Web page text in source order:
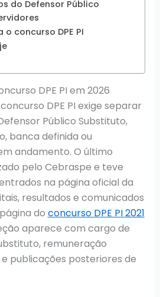
do Defensor Público
concurso DPE PI
DPE PI em 2026
DPE PI exige separar
Público Substituto,
banca definida ou
andamento. O último
pelo Cebraspe e teve
na página oficial da
resultados e comunicados
do concurso DPE PI 2021
aparece com cargo de
remuneração
publicações posteriores de